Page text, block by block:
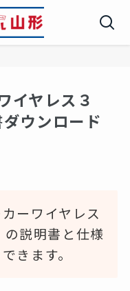
イヤレス３
ウンロード
ーワイヤレス
説明書と仕様
きます。